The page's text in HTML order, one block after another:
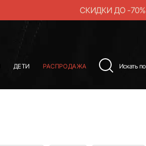
СКИДКИ ДО -70%
ДЕТИ РАСПРОДАЖА